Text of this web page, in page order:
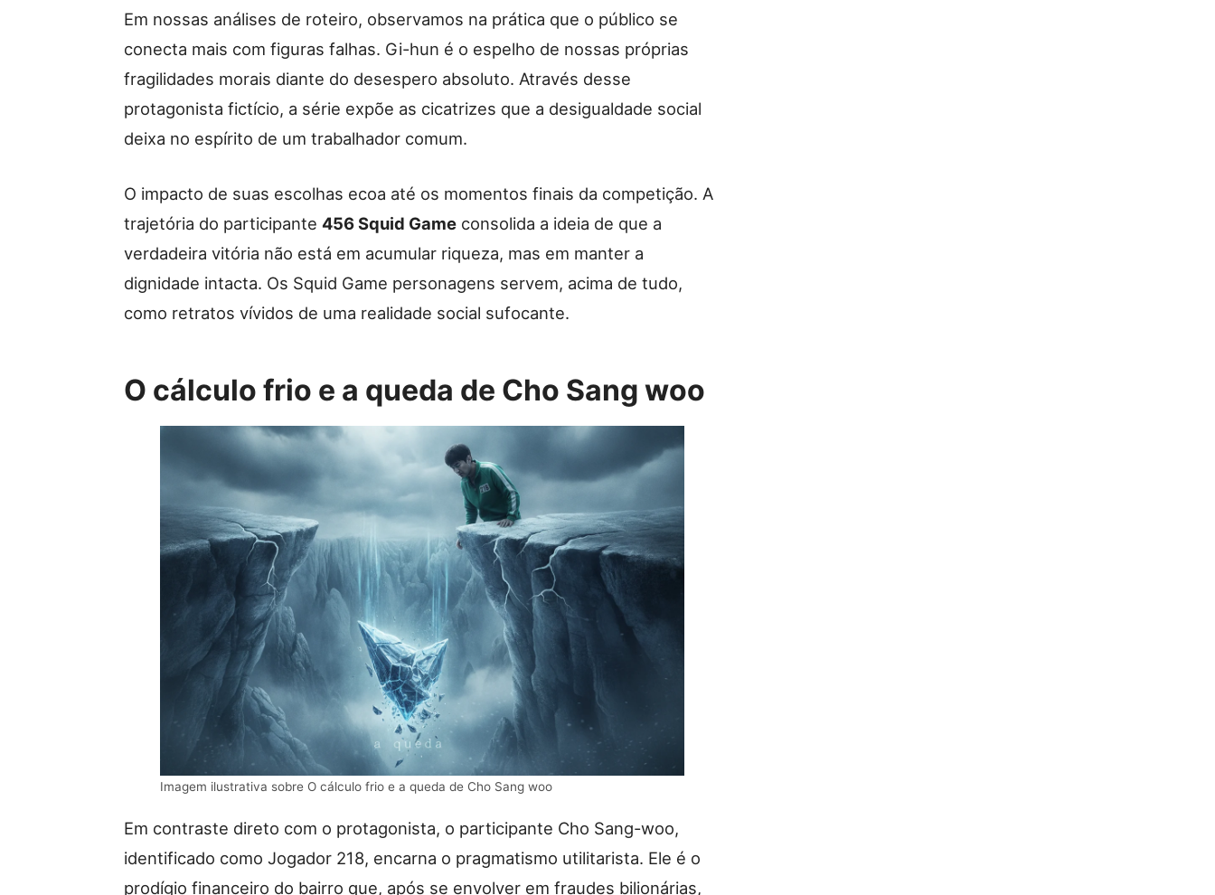
Em nossas análises de roteiro, observamos na prática que o público se
conecta mais com figuras falhas. Gi-hun é o espelho de nossas próprias
fragilidades morais diante do desespero absoluto. Através desse
protagonista fictício, a série expõe as cicatrizes que a desigualdade social
deixa no espírito de um trabalhador comum.
O impacto de suas escolhas ecoa até os momentos finais da competição. A
trajetória do participante 456 Squid Game consolida a ideia de que a
verdadeira vitória não está em acumular riqueza, mas em manter a
dignidade intacta. Os Squid Game personagens servem, acima de tudo,
como retratos vívidos de uma realidade social sufocante.
O cálculo frio e a queda de Cho Sang woo
Imagem ilustrativa sobre O cálculo frio e a queda de Cho Sang woo
Em contraste direto com o protagonista, o participante Cho Sang-woo,
identificado como Jogador 218, encarna o pragmatismo utilitarista. Ele é o
prodígio financeiro do bairro que, após se envolver em fraudes bilionárias,